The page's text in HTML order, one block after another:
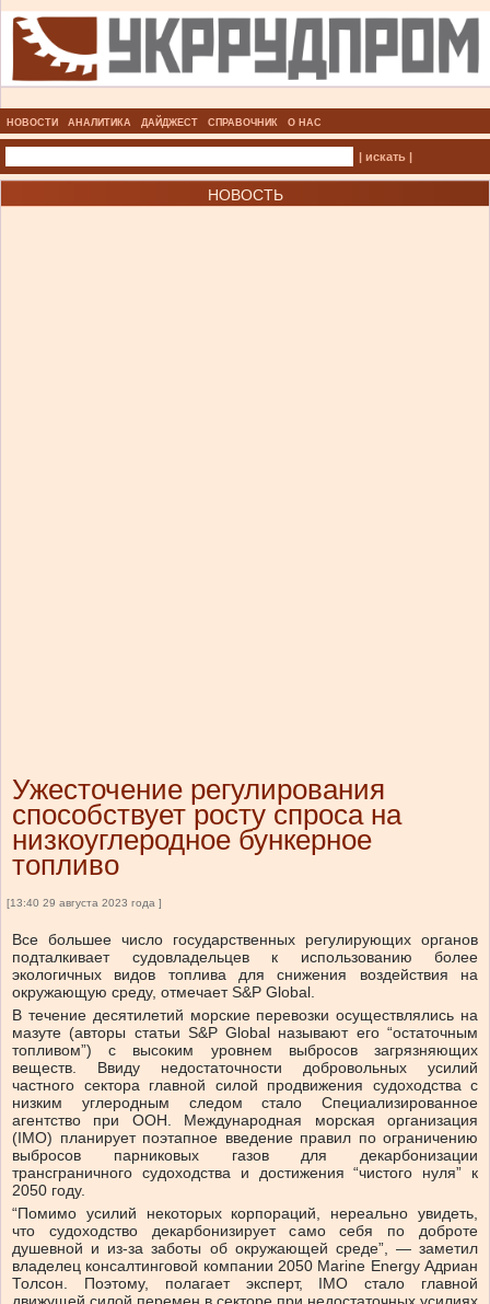
НОВОСТИ АНАЛИТИКА ДАЙДЖЕСТ СПРАВОЧНИК О НАС
| искать |
НОВОСТЬ
Ужесточение регулирования
способствует росту спроса на
низкоуглеродное бункерное
топливо
[13:40 29 августа 2023 года ]
Все большее число государственных регулирующих органов
подталкивает судовладельцев к использованию более
экологичных видов топлива для снижения воздействия на
окружающую среду, отмечает S&P Global.
В течение десятилетий морские перевозки осуществлялись на
мазуте (авторы статьи S&P Global называют его “остаточным
топливом”) с высоким уровнем выбросов загрязняющих
веществ. Ввиду недостаточности добровольных усилий
частного сектора главной силой продвижения судоходства с
низким углеродным следом стало Специализированное
агентство при ООН. Международная морская организация
(IMO) планирует поэтапное введение правил по ограничению
выбросов парниковых газов для декарбонизации
трансграничного судоходства и достижения “чистого нуля” к
2050 году.
“Помимо усилий некоторых корпораций, нереально увидеть,
что судоходство декарбонизирует само себя по доброте
душевной и из-за заботы об окружающей среде”, — заметил
владелец консалтинговой компании 2050 Marine Energy Адриан
Толсон. Поэтому, полагает эксперт, IMO стало главной